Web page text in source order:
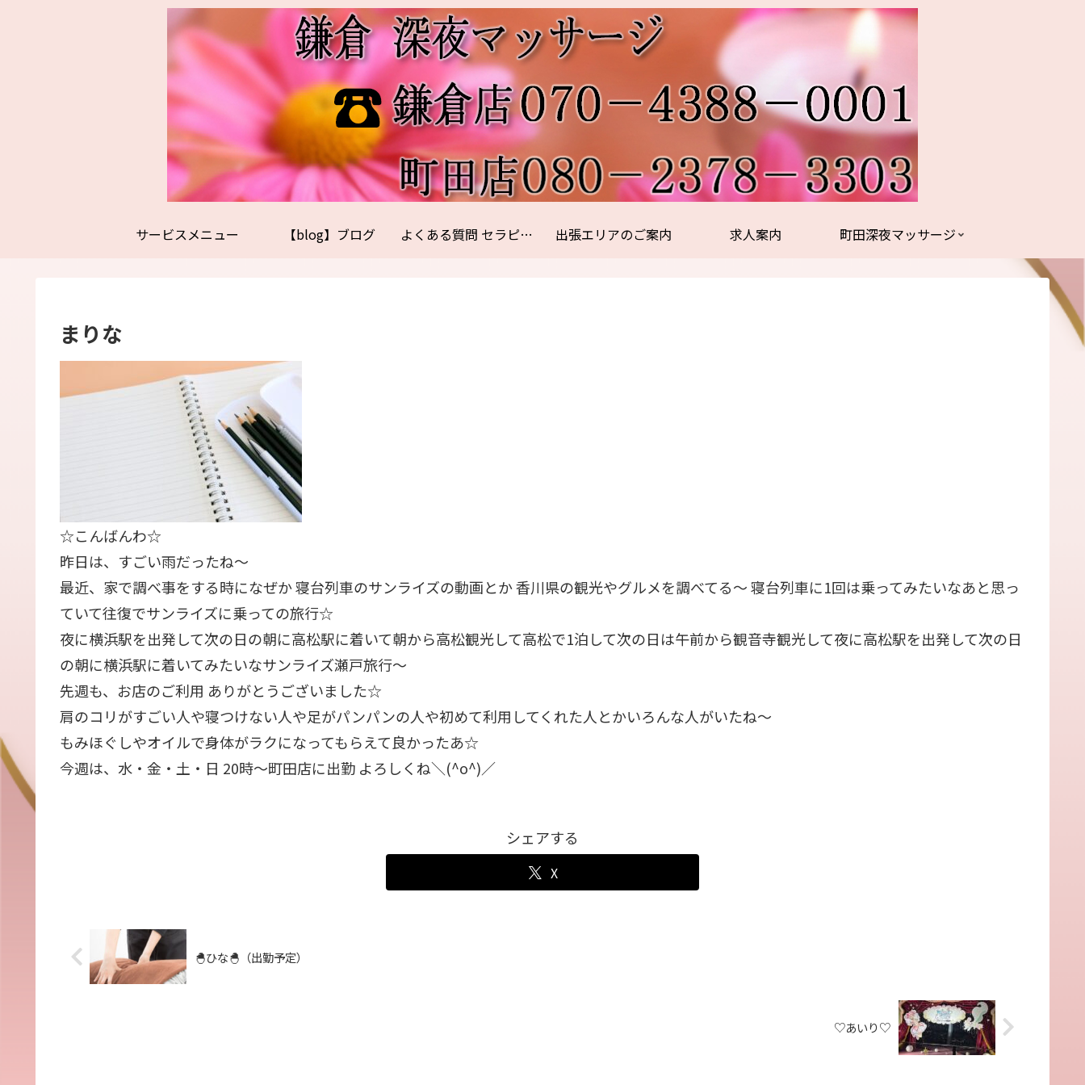
サービスメニュー 【blog】ブログ よくある質問 セラピスト紹介 出張エリアのご案内 求人案内 町田深夜マッサージ
まりな
☆こんばんわ☆
昨日は、すごい雨だったね〜
最近、家で調べ事をする時になぜか 寝台列車のサンライズの動画とか 香川県の観光やグルメを調べてる〜 寝台列車に1回は乗ってみたいなあと思っ
ていて往復でサンライズに乗っての旅行☆
夜に横浜駅を出発して次の日の朝に高松駅に着いて朝から高松観光して高松で1泊して次の日は午前から観音寺観光して夜に高松駅を出発して次の日
の朝に横浜駅に着いてみたいなサンライズ瀬戸旅行〜
先週も、お店のご利用 ありがとうございました☆
肩のコリがすごい人や寝つけない人や足がパンパンの人や初めて利用してくれた人とかいろんな人がいたね〜
もみほぐしやオイルで身体がラクになってもらえて良かったあ☆
今週は、水・金・土・日 20時〜町田店に出勤 よろしくね＼(^o^)／
シェアする
X
🐣ひな🐣（出勤予定）
♡あいり♡